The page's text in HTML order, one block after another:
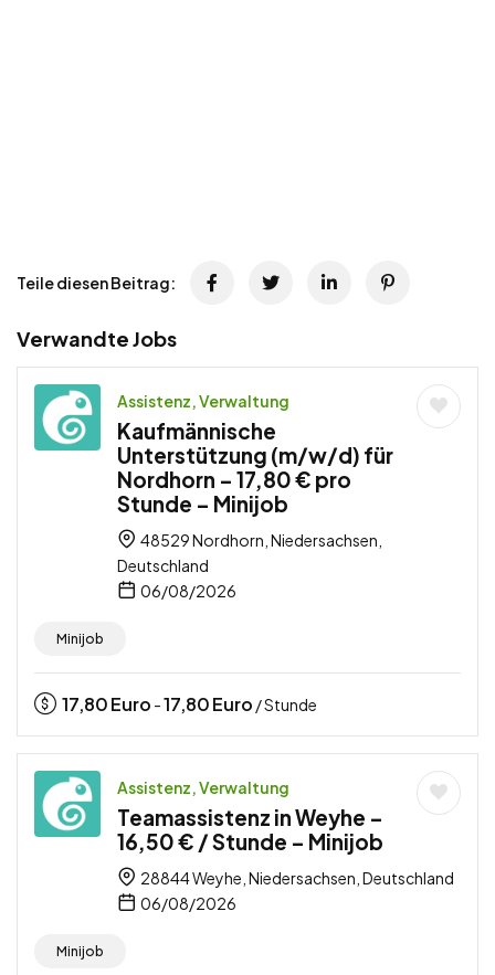
Teile diesen Beitrag:
Verwandte Jobs
Assistenz, Verwaltung
Kaufmännische
Unterstützung (m/w/d) für
Nordhorn – 17,80 € pro
Stunde – Minijob
48529 Nordhorn, Niedersachsen,
Deutschland
06/08/2026
Minijob
17,80Euro -17,80Euro / Stunde
Assistenz, Verwaltung
Teamassistenz in Weyhe –
16,50 € / Stunde – Minijob
28844 Weyhe, Niedersachsen, Deutschland
06/08/2026
Minijob